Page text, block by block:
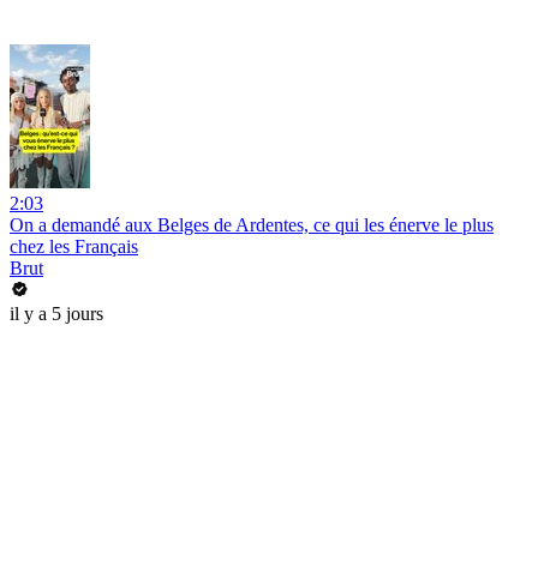
2:03
On a demandé aux Belges de Ardentes, ce qui les énerve le plus
chez les Français
Brut
il y a 5 jours